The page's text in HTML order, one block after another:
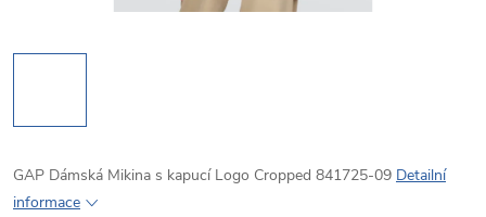
GAP Dámská Mikina s kapucí Logo Cropped 841725-09 Detailní
informace